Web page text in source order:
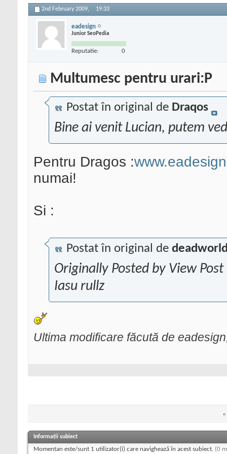
2nd February 2009, 19:33
eadesign
Junior SeoPedia
Reputatie: 0
Multumesc pentru urari:P
Postat în original de Draqos
Bine ai venit Lucian, putem
Pentru Dragos :
numai!
Si :
Postat în original de
Originally Posted by View Post
Iasu rullz
Ultima modificare făcută de
«
Informații subiect
Momentan este/sunt 1 utilizator(i) care navighează în acest subiect. (0